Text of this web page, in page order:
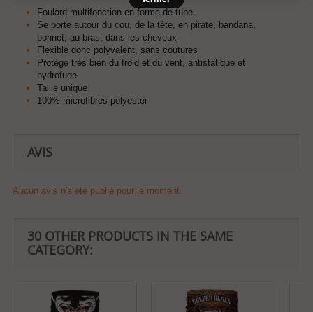
Foulard multifonction en forme de tube
Se porte autour du cou, de la tête, en pirate, bandana,
bonnet, au bras, dans les cheveux
F lexible donc polyvalent, sans coutures
Protège très bien du froid et du vent, antistatique et
hydrofuge
Taille unique
100% microfibres polyester
AVIS
Aucun avis n'a été publié pour le moment.
30 OTHER PRODUCTS IN THE SAME
CATEGORY: